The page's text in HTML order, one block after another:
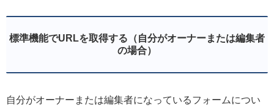
標準機能でURLを取得する（自分がオーナーまたは編集者
の場合）
自分がオーナーまたは編集者になっているフォームについ